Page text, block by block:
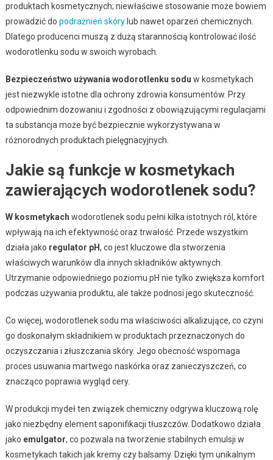
produktach kosmetycznych; niewłaściwe stosowanie może bowiem
prowadzić do podrażnień skórylub nawet oparzeń chemicznych.
Dlatego producenci muszą z dużą starannością kontrolować ilość
wodorotlenku sodu w swoich wyrobach.
Bezpieczeństwo używania wodorotlenku sodu w kosmetykach
jest niezwykle istotne dla ochrony zdrowia konsumentów. Przy
odpowiednim dozowaniu i zgodności z obowiązującymi regulacjami
ta substancja może być bezpiecznie wykorzystywana w
różnorodnych produktach pielęgnacyjnych.
Jakie są funkcje w kosmetykach
zawierających wodorotlenek sodu?
W kosmetykach wodorotlenek sodu pełni kilka istotnych ról, które
wpływają na ich efektywność oraz trwałość. Przede wszystkim
działa jako regulator pH, co jest kluczowe dla stworzenia
właściwych warunków dla innych składników aktywnych.
Utrzymanie odpowiedniego poziomu pH nie tylko zwiększa komfort
podczas używania produktu, ale także podnosi jego skuteczność.
Co więcej, wodorotlenek sodu ma właściwości alkalizujące, co czyni
go doskonałym składnikiem w produktach przeznaczonych do
oczyszczania i złuszczania skóry. Jego obecność wspomaga
proces usuwania martwego naskórka oraz zanieczyszczeń, co
znacząco poprawia wygląd cery.
W produkcji mydeł ten związek chemiczny odgrywa kluczową rolę
jako niezbędny element saponifikacji tłuszczów. Dodatkowo działa
jako emulgator, co pozwala na tworzenie stabilnych emulsji w
kosmetykach takich jak kremy czy balsamy. Dzięki tym unikalnym